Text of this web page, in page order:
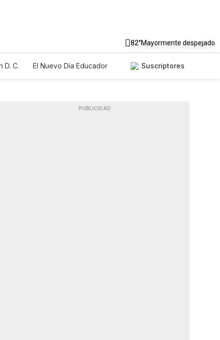
82°Mayormente despejado
D. C. El Nuevo Día Educador Suscriptores
PUBLICIDAD